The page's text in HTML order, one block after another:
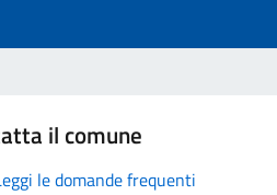
il comune
le domande frequenti